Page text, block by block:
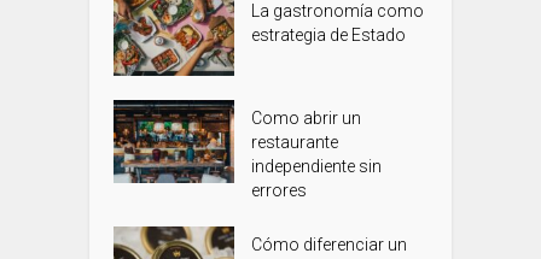
La gastronomía como
estrategia de Estado
Como abrir un
restaurante
independiente sin
errores
Cómo diferenciar un